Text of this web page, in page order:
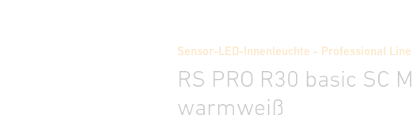
Sensor-LED-Innenleuchte - Professional Line
RS PRO R30 basic SC
warmweiß
Herstellerinformationen Zubehör